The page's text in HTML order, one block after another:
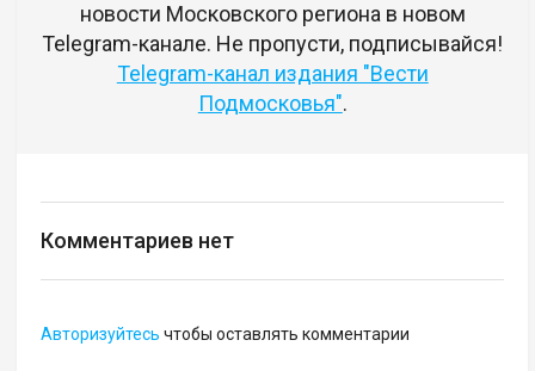
новости Московского региона в новом
Telegram-канале. Не пропусти, подписывайся!
Telegram-канал издания "Вести
Подмосковья".
Комментариев нет
Авторизуйтесь чтобы оставлять комментарии